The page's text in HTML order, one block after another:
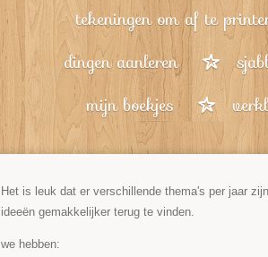
tekeningen om af te
dingen aanleren
mijn boekjes
Het is leuk dat er verschillende thema's per jaar
ideeën gemakkelijker terug te vinden.
we hebben: